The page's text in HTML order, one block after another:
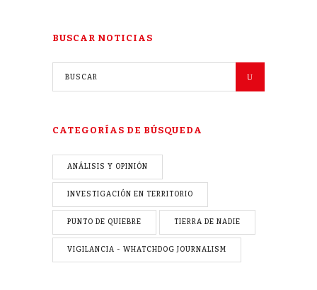
BUSCAR NOTICIAS
CATEGORÍAS DE BÚSQUEDA
ANÁLISIS Y OPINIÓN
INVESTIGACIÓN EN TERRITORIO
PUNTO DE QUIEBRE TIERRA DE NADIE
VIGILANCIA - WHATCHDOG JOURNALISM